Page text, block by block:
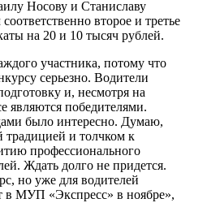
Носову и Станиславу
второе и третье
на 20 и 10 тысяч рублей.
участника, потому что
серьезно. Водители
и, несмотря на
являются победителями.
было интересно. Думаю,
традицией и толчком к
профессионального
Ждать долго не придется.
но уже для водителей
в МУП «Экспресс» в ноябре»,